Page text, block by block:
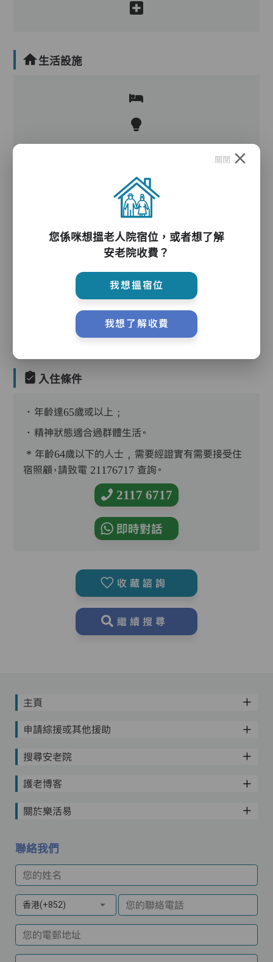
生活設施
護理評估、執藥、核派藥、量度生命表徵、協助沐
浴、餵飯、換尿片
入住條件
．年齡達65歲或以上﹔
．精神狀態適合過群體生活。
* 年齡64歲以下的人士﹐需要經證實有需要接受住
宿照顧，請致電 21176717 查詢。
2117 6717
即時對話
收藏諮詢
繼續搜尋
主頁
申請綜援或其他援助
搜尋安老院
護老博客
關於樂活易
聯絡我們
您的姓名
香港(+852) 您的聯絡電話
您的電郵地址
關閉
您係咪想搵老人院宿位，或者想了解
安老院收費？
我想搵宿位
我想了解收費